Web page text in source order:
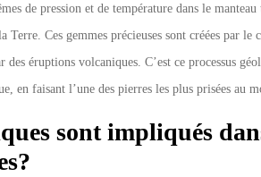
de pression et de température dans le
Ces gemmes précieuses sont créées par le
des éruptions volcaniques. C’est ce processus
en faisant l’une des pierres les plus prisées au
sont impliqués